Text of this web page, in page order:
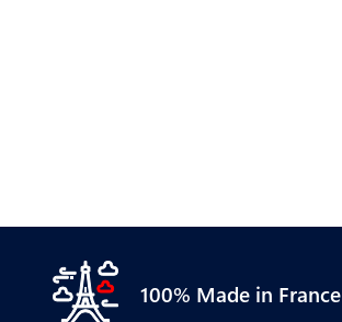
100% Made in France